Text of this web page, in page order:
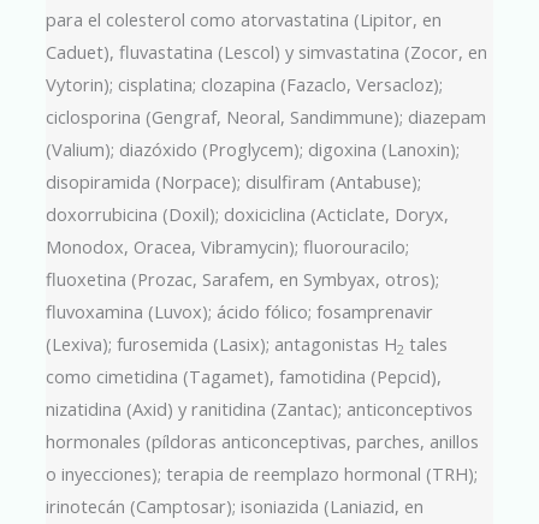
para el colesterol como atorvastatina (Lipitor, en
Caduet), fluvastatina (Lescol) y simvastatina (Zocor, en
Vytorin); cisplatina; clozapina (Fazaclo, Versacloz);
ciclosporina (Gengraf, Neoral, Sandimmune); diazepam
(Valium); diazóxido (Proglycem); digoxina (Lanoxin);
disopiramida (Norpace); disulfiram (Antabuse);
doxorrubicina (Doxil); doxiciclina (Acticlate, Doryx,
Monodox, Oracea, Vibramycin); fluorouracilo;
fluoxetina (Prozac, Sarafem, en Symbyax, otros);
fluvoxamina (Luvox); ácido fólico; fosamprenavir
(Lexiva); furosemida (Lasix); antagonistas H2 tales
como cimetidina (Tagamet), famotidina (Pepcid),
nizatidina (Axid) y ranitidina (Zantac); anticonceptivos
hormonales (píldoras anticonceptivas, parches, anillos
o inyecciones); terapia de reemplazo hormonal (TRH);
irinotecán (Camptosar); isoniazida (Laniazid, en